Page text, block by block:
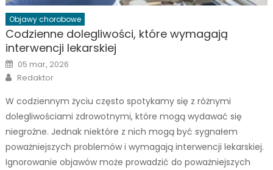
Objawy chorobowe
Codzienne dolegliwości, które wymagają
interwencji lekarskiej
Posted
on
05 mar, 2026
Author
Redaktor
W codziennym życiu często spotykamy się z różnymi
dolegliwościami zdrowotnymi, które mogą wydawać się
niegroźne. Jednak niektóre z nich mogą być sygnałem
poważniejszych problemów i wymagają interwencji lekarskiej.
Ignorowanie objawów może prowadzić do poważniejszych